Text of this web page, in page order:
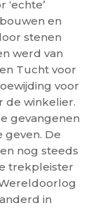
en
stenen
werd van
Tucht voor
voor
de winkelier.
gevangenen
geven. De
nog steeds
trekpleister
in